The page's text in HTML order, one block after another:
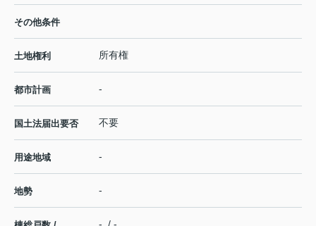
その他条件
土地権利 所有権
都市計画 -
国土法届出要否 不要
用途地域 -
地勢 -